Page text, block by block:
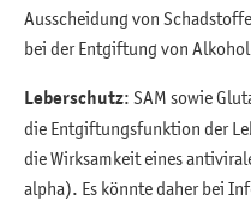
Ausscheidung von
bei der Entgiftung von
Leberschutz: SAM sowie
die Entgiftungsfunktion der
die Wirksamkeit eines
alpha). Es könnte daher bei